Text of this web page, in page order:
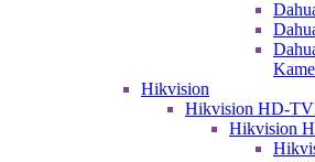
Hikvision
Hikvision HD-
Hikvision